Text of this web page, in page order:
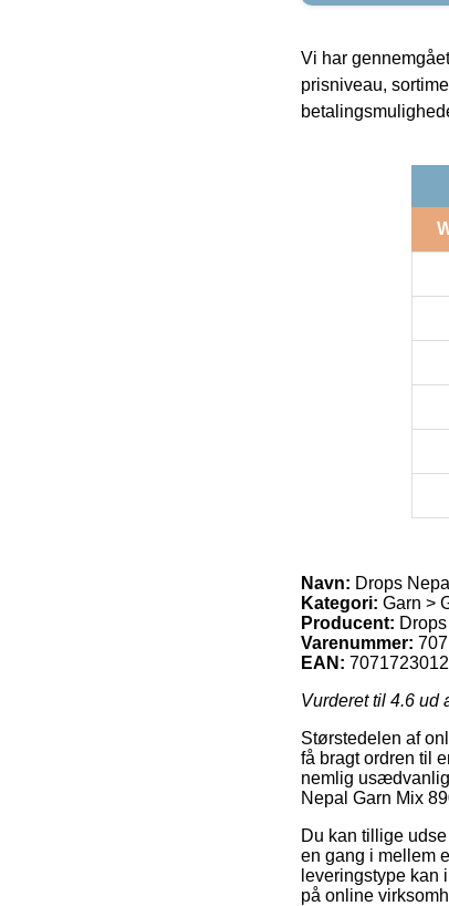
Vi har
prisniveau,
Navn: Drops
Kategori: Garn >
Producent:
Varenummer:
EAN:
Vurderet til 4.6 ud
Størstedelen af
få bragt ordren til
nemlig
Nepal Garn Mix
Du kan tillige
en gang i mellem
leveringstype
på online